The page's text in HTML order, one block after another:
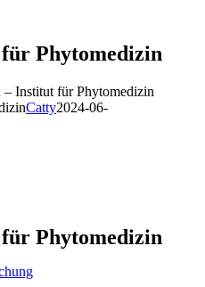
Phytomedizin
Institut für Phytomedizin
Catty2024-06-
Phytomedizin